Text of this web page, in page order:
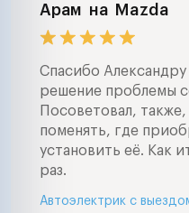
Арам на Mazda
Спасибо Александру
решение проблемы
Посоветовал,
поменять, где
установить её. Как
раз.
Автоэлектрик с